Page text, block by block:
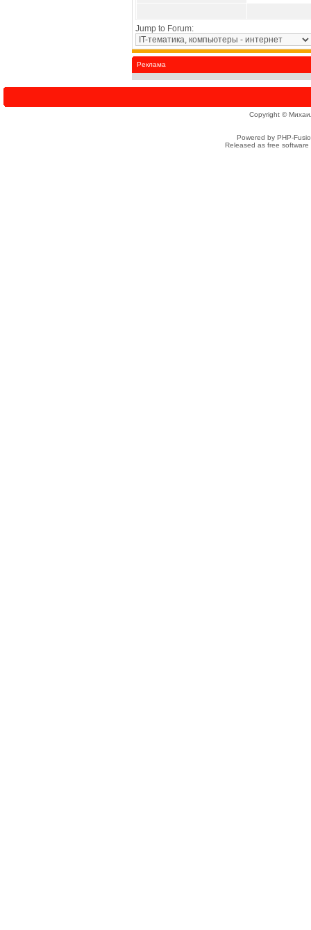
Jump to Forum:
Реклама
Copyright ©
Powered by PHP-
Released as free